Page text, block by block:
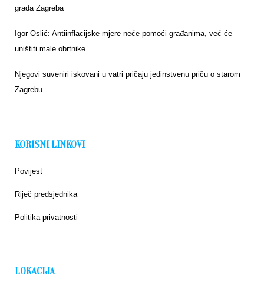
grada Zagreba
Igor Oslić: Antiinflacijske mjere neće pomoći građanima, već će
uništiti male obrtnike
Njegovi suveniri iskovani u vatri pričaju jedinstvenu priču o starom
Zagrebu
KORISNI LINKOVI
Povijest
Riječ predsjednika
Politika privatnosti
LOKACIJA